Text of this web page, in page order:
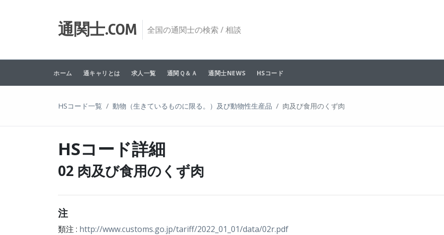
通関士.COM 全国の通関士の検索 / 相談
ホーム 通キャリとは 求人一覧 通関Ｑ＆Ａ 通関士NEWS HSコード
HSコード一覧 動物（生きているものに限る。）及び動物性生産品 肉及び食用のくず肉
HSコード詳細
02 肉及び食用のくず肉
注
類注 : http://www.customs.go.jp/tariff/2022_01_01/data/02r.pdf